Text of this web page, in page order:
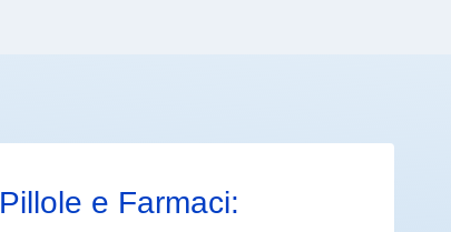
Pillole e Farmaci: